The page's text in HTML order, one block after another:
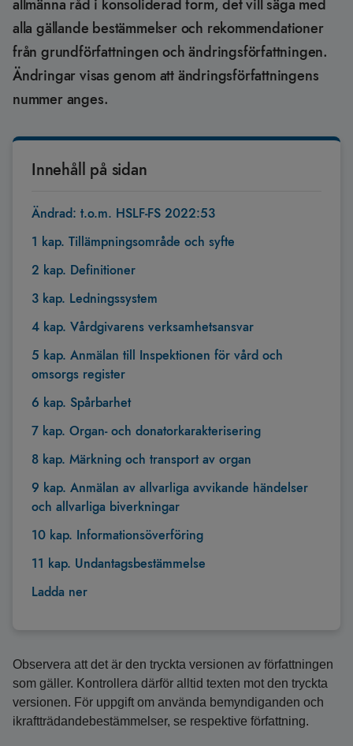
allmänna råd i konsoliderad form, det vill säga med
alla gällande bestämmelser och rekommendationer
från grundförfattningen och ändringsförfattningen.
Ändringar visas genom att ändringsförfattningens
nummer anges.
Innehåll på sidan
Ändrad: t.o.m. HSLF-FS 2022:53
1 kap. Tillämpningsområde och syfte
2 kap. Definitioner
3 kap. Ledningssystem
4 kap. Vårdgivarens verksamhetsansvar
5 kap. Anmälan till Inspektionen för vård och
omsorgs register
6 kap. Spårbarhet
7 kap. Organ- och donatorkarakterisering
8 kap. Märkning och transport av organ
9 kap. Anmälan av allvarliga avvikande händelser
och allvarliga biverkningar
10 kap. Informationsöverföring
11 kap. Undantagsbestämmelse
Ladda ner
Observera att det är den tryckta versionen av författningen
som gäller. Kontrollera därför alltid texten mot den tryckta
versionen. För uppgift om använda bemyndiganden och
ikraftträdandebestämmelser, se respektive författning.